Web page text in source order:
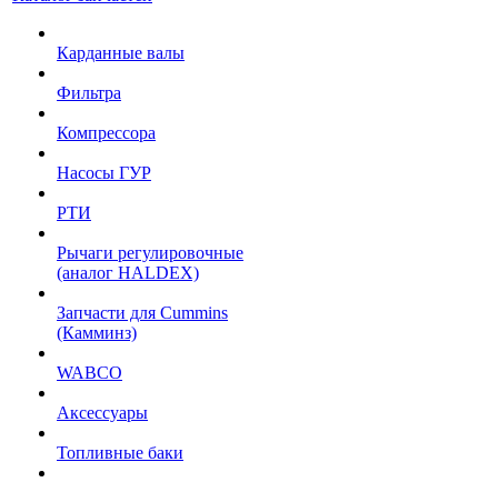
Карданные валы
Фильтра
Компрессора
Насосы ГУР
РТИ
Рычаги регулировочные
(аналог HALDEX)
Запчасти для Cummins
(Камминз)
WABCO
Аксессуары
Топливные баки